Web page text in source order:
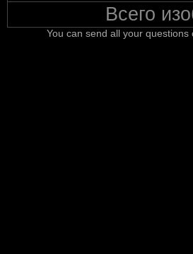
Всего
You can send all your